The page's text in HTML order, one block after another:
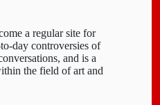
a regular site for
day controversies of
and is a
the field of art and